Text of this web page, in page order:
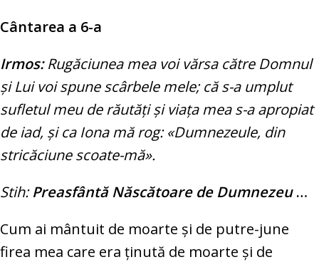
Cântarea a 6-a
Irmos: Rugăciunea mea voi vărsa către Domnul
şi Lui voi spune scârbele mele; că s-a umplut
sufletul meu de răutăţi şi viaţa mea s-a apropiat
de iad, şi ca Iona mă rog: «Dumnezeule, din
stricăciune scoate-mă».
Stih: Preasfântă Născătoare de Dumnezeu…
Cum ai mântuit de moarte şi de putre-june
firea mea care era ţinută de moarte şi de